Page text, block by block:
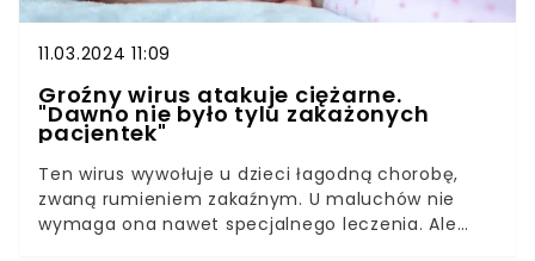
11.03.2024 11:09
Groźny wirus atakuje ciężarne.
"Dawno nie było tylu zakażonych
pacjentek"
Ten wirus wywołuje u dzieci łagodną chorobę,
zwaną rumieniem zakaźnym. U maluchów nie
wymaga ona nawet specjalnego leczenia. Ale